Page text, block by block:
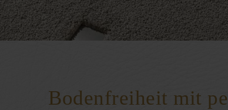
Bodenfreiheit mit